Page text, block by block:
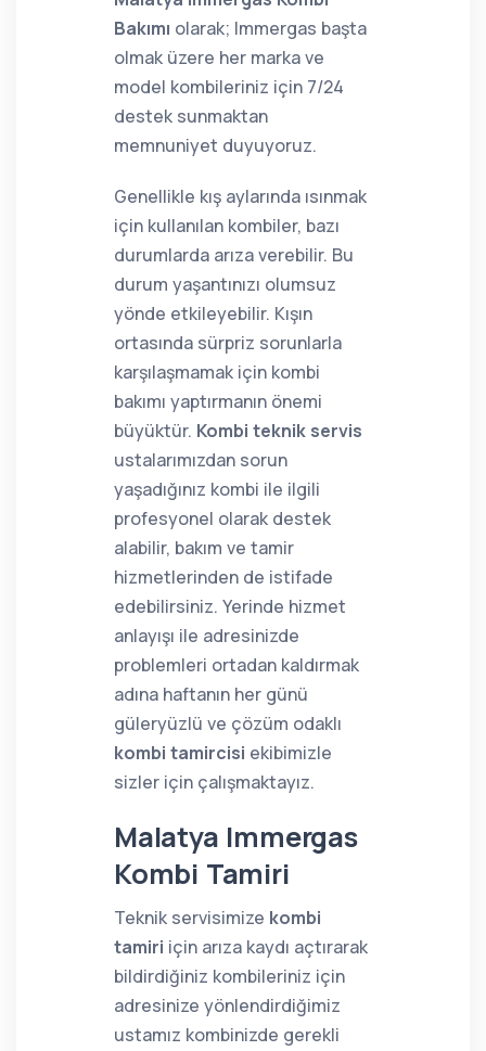
Bakımı olarak; Immergas başta
olmak üzere her marka ve
model kombileriniz için 7/24
destek sunmaktan
memnuniyet duyuyoruz.
Genellikle kış aylarında ısınmak
için kullanılan kombiler, bazı
durumlarda arıza verebilir. Bu
durum yaşantınızı olumsuz
yönde etkileyebilir. Kışın
ortasında sürpriz sorunlarla
karşılaşmamak için kombi
bakımı yaptırmanın önemi
büyüktür. Kombi teknik servis
ustalarımızdan sorun
yaşadığınız kombi ile ilgili
profesyonel olarak destek
alabilir, bakım ve tamir
hizmetlerinden de istifade
edebilirsiniz. Yerinde hizmet
anlayışı ile adresinizde
problemleri ortadan kaldırmak
adına haftanın her günü
güleryüzlü ve çözüm odaklı
kombi tamircisi ekibimizle
sizler için çalışmaktayız.
Malatya Immergas
Kombi Tamiri
Teknik servisimize kombi
tamiri için arıza kaydı açtırarak
bildirdiğiniz kombileriniz için
adresinize yönlendirdiğimiz
ustamız kombinizde gerekli